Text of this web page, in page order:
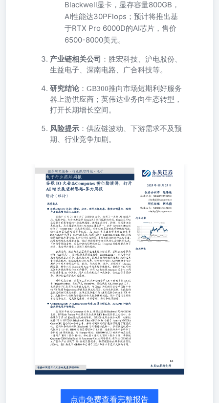
Blackwell显卡，显存容量800GB，
AI性能达30PFlops；预计将推出基
于RTX Pro 6000D的AI芯片，售价
6500-8000美元。
产业链相关公司
：胜宏科技、沪电股份、
生益电子、深南电路、广合科技等。
研究结论：GB300推向市场短期利好服务
器上游供应商；英伟达业务向生态转型，
打开长期增长空间。
风险提示 ：供应链波动、下游需求不及预
期、行业竞争加剧。
东吴证券研究所1/32025年05月25日证券分析师陈海进执业证
书：S0600525020001chenhj@dwzq.com.cn研究助理解承堯执
书：
S0600125020001xiechy@dwzq.com.cn2024/9/242025/1/222025/
电子沪深300 行业走势相关研究2024/5/27
-13%-6%1%8%15%22%29%36%43%50% 请务必阅读正文之
免责声明部分此外，为打破生态壁垒，英伟达推出
计划，向客户和合作伙伴开放公司的关键NVLink技术，用于
们自己的定制机架级设计。目前该计划已聚集了包括高通和
通在内的众多合作伙伴，他们可以将这项技术集成到各自的
中。NVLinkFusion还将扩展到AIASIC中，因此Nvidia已将多
片合作伙伴纳入NVLink Fusion生态系统，其中包括Marvell和
发科，以及芯片软件设计公司Synopsys和Cadence。这项计划
可以巩固英伟达在集群网络互联领域的核心地位，还能进一
动异构计算生态的扩展。面向企业级市场，英伟达发布
服务器。算力方面，该服务器的搭载了8块RTX6000Blackwell
业显卡，每块显卡配备24064个CUDA核心、96GBGDDR7显
及512位内存总线，显存带宽高达13TB/s，整体显存容量达到
运行各种高性能AI模型。此外，路透社还报道英伟达将针对
市场推出一款基于RTXPro6000D的AI芯片，该款GPU售价预
我们认为GB300在Q3正式推向市场，短期有望带动服务器上
点击免费查看完整报告